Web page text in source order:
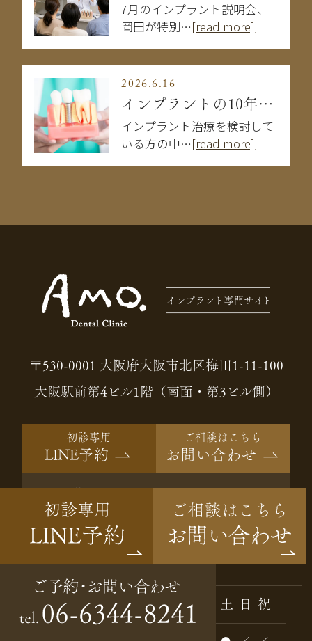
7月のインプラント説明会、
岡田が特別…[read more]
2026.6.16
インプラントの10年後はどうなる？長持ちする人・しない人の違い
インプラント治療を検討して
いる方の中…[read more]
〒530-0001 大阪府大阪市北区梅田1-11-100
大阪駅前第4ビル1階（南面・第3ビル側）
初診専用
LINE予約
ご相談はこちら
お問い合わせ
お問い合わせ
06-6344-8241
Instagram
診療時間 月 火 水 木 土 日 祝